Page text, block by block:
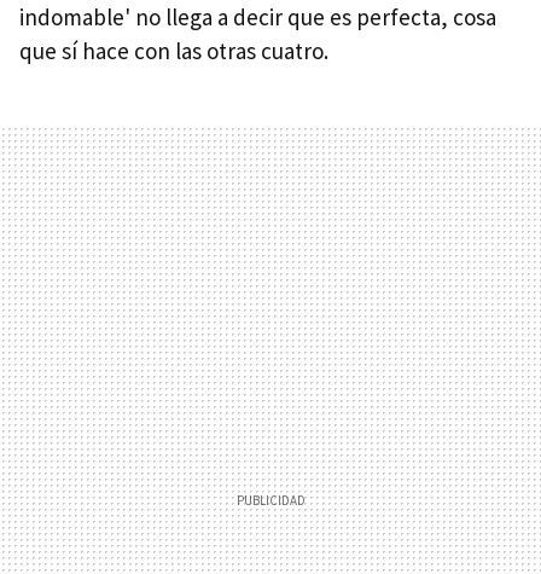
indomable' no llega a decir que es perfecta, cosa
que sí hace con las otras cuatro.